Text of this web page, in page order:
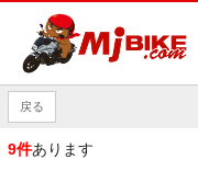
戻る
9件あります